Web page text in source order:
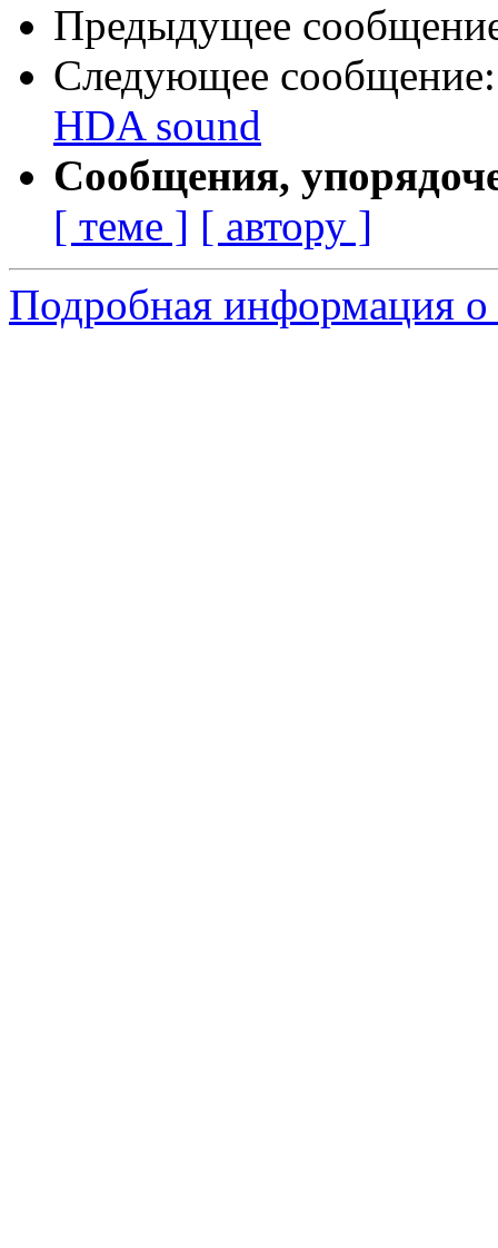
Предыдущее
Следующее
HDA sound
Сообщения,
[ теме ] [ автору ]
Подробная информация о